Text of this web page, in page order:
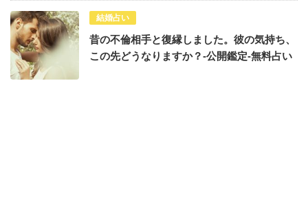
結婚占い
昔の不倫相手と復縁しました。彼の気持ち、
この先どうなりますか？-公開鑑定-無料占い